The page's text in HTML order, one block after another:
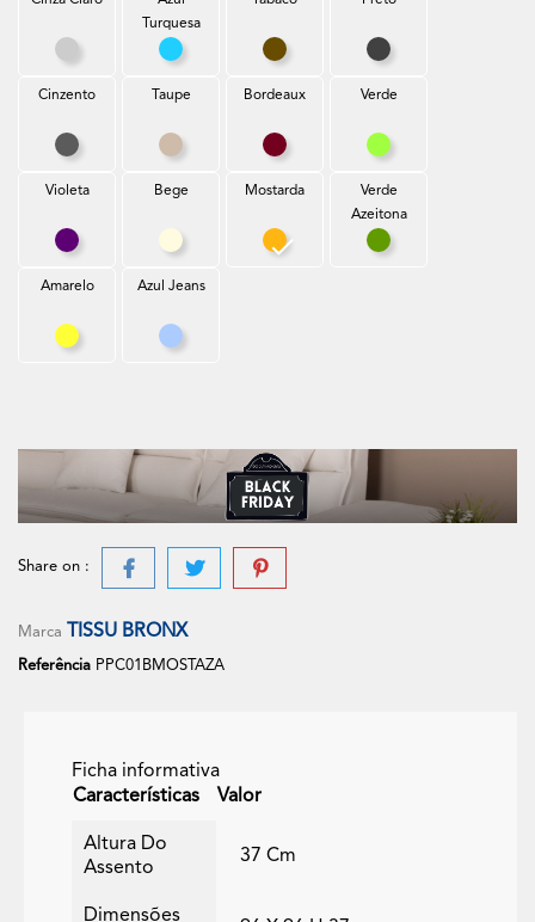
Turquesa
Azul Turquesa Tabaco Preto
Cinzento
Cinzento
Taupe
Taupe
Bordeaux
Bordeaux
Verde
Verde
Violeta
Violeta
Bege Mostarda
Mostarda
Verde
Azeitona
Verde Azeitona
Amarelo
Amarelo
Azul Jeans
Azul Jeans
Share on :
Marca TISSU BRONX
Referência PPC01BMOSTAZA
Ficha informativa
Características
Valor
Altura Do
Assento
37 Cm
Dimensões